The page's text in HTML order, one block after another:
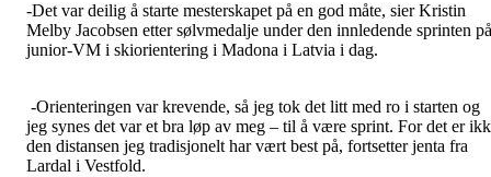
-Det var deilig å starte mesterskapet på en god måte, sier Kristin
Melby Jacobsen etter sølvmedalje under den innledende sprinten på
junior-VM i skiorientering i Madona i Latvia i dag.
-Orienteringen var krevende, så jeg tok det litt med ro i starten og
jeg synes det var et bra løp av meg – til å være sprint. For det er
den distansen jeg tradisjonelt har vært best på, fortsetter jenta fra
Lardal i Vestfold.